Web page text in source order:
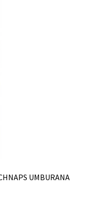
UMBURANA